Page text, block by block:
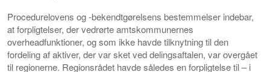
Procedurelovens og -bekendtgørelsens bestemmelser indebar,
at forpligtelser, der vedrørte amtskommunernes
overheadfunktioner, og som ikke havde tilknytning til den
fordeling af aktiver, der var sket ved delingsaftalen, var overgået
til regionerne. Regionsrådet havde således en forpligtelse til – i